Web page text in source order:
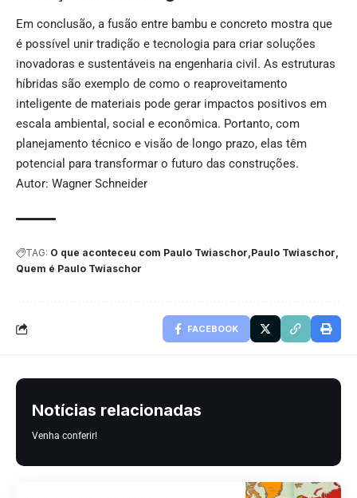
Em conclusão, a fusão entre bambu e concreto mostra que
é possível unir tradição e tecnologia para criar soluções
inovadoras e sustentáveis na engenharia civil. As estruturas
híbridas são exemplo de como o reaproveitamento
inteligente de materiais pode gerar impactos positivos em
escala ambiental, social e econômica. Portanto, com
planejamento técnico e visão de longo prazo, elas têm
potencial para transformar o futuro das construções.
Autor: Wagner Schneider
TAG: O que aconteceu com Paulo Twiaschor Paulo Twiaschor
Quem é Paulo Twiaschor
FACEBOOK
Notícias relacionadas
Venha conferir!